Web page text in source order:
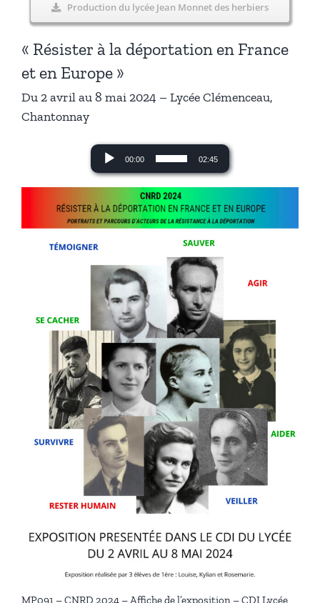
Production du lycée Jean Monnet des herbiers
« Résister à la déportation en France
et en Europe »
Du 2 avril au 8 mai 2024 – Lycée Clémenceau,
Chantonnay
Lecteur
audio
00:00 02:45
MP091 – CNRD 2024 – Affiche de l’exposition – CDI Lycée